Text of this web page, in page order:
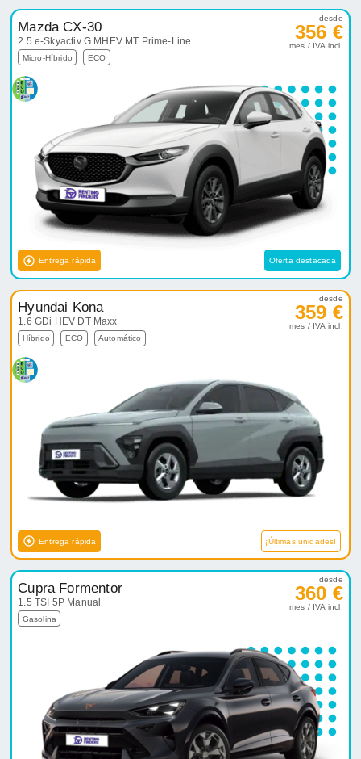
Mazda CX-30
2.5 e-Skyactiv G MHEV MT Prime-Line
Micro-Híbrido ECO
desde
356 €
mes / IVA incl.
Entrega rápida Oferta destacada
Hyundai Kona
1.6 GDi HEV DT Maxx
Híbrido ECO Automático
desde
359 €
mes / IVA incl.
Entrega rápida ¡Últimas unidades!
Cupra Formentor
1.5 TSI 5P Manual
Gasolina
desde
360 €
mes / IVA incl.